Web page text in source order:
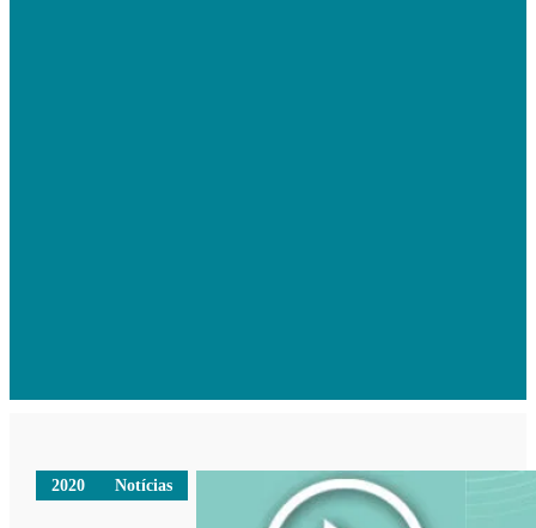
2020 Notícias